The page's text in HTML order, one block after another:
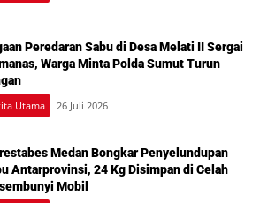
Peredaran Sabu di Desa Melati II Sergai
Warga Minta Polda Sumut Turun
Utama 26 Juli 2026
Medan Bongkar Penyelundupan
Antarprovinsi, 24 Kg Disimpan di Celah
Mobil